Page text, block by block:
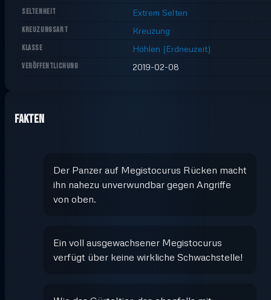
SELTENHEIT Extrem Selten
KREUZUNGSART Kreuzung
KLASSE Höhlen (Erdneuzeit)
VERÖFFENTLICHUNG 2019-02-08
Fakten
Der Panzer auf Megistocurus Rücken macht
ihn nahezu unverwundbar gegen Angriffe
von oben.
Ein voll ausgewachsener Megistocurus
verfügt über keine wirkliche Schwachstelle!